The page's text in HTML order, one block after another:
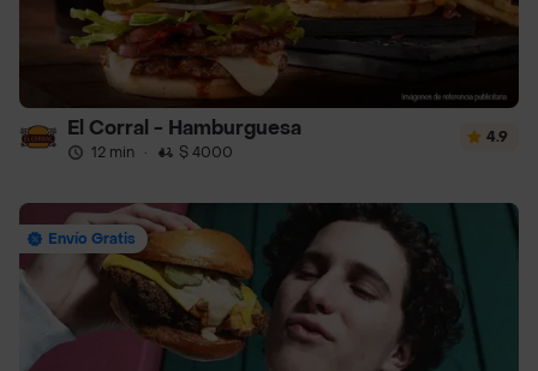
El Corral - Hamburguesa
12 min · $ 4000
4.9
Envío Gratis